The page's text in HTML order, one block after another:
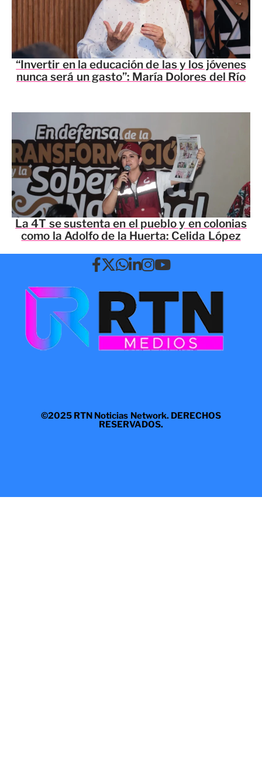
“Invertir en la educación de las y los jóvenes
nunca será un gasto”: María Dolores del Río
La 4T se sustenta en el pueblo y en colonias
como la Adolfo de la Huerta: Celida López
©2025 RTN Noticias Network. DERECHOS
RESERVADOS.